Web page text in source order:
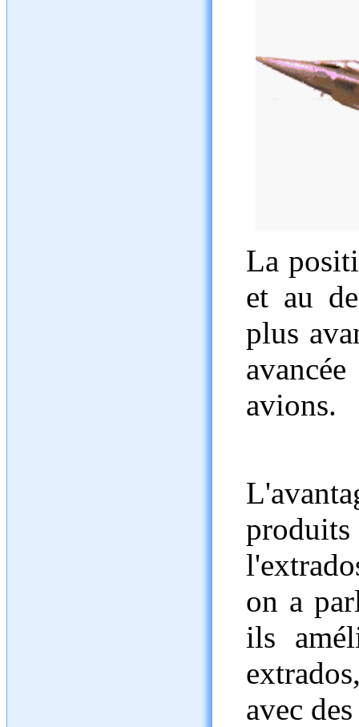
La
et au
plus
avions.
produits
on a
ils
avec